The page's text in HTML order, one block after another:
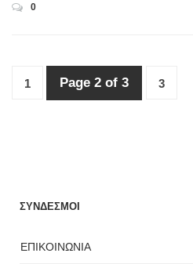
0
1 Page 2 of 3 3
ΣΥΝΔΕΣΜΟΙ
ΕΠΙΚΟΙΝΩΝΙΑ